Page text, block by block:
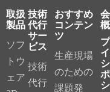
取扱
製品
ソフ
トウ
ェア
技術
代行
サー
ビス
技術
代行
おすすめ
コンテン
ツ
生産現場
のための
課題発